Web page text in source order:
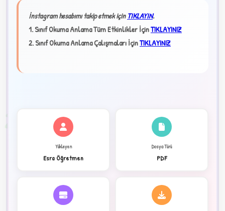
İnstagram hesabımı takip etmek içinTIKLAYIN.
1. Sınıf Okuma Anlama Tüm Etkinlikler İçinTIKLAYINIZ
2. Sınıf Okuma Anlama Çalışmaları İçinTIKLAYINIZ
Yükleyen
Esra Öğretmen
Dosya Türü
PDF